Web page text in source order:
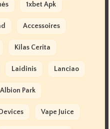
1xbet Apk
Accessoires
Kilas Cerita
Laidinis Lanciao
Park
Vape Juice